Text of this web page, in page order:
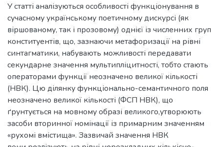
У статті аналізуються особливості функціонування в
сучасному українському поетичному дискурсі (як
віршованому, так і прозовому) однієї із численних груп
конституентів, що, зазнаючи метафоризації на рівні
синтагматики, набувають можливості передавати
секундарне значення мультипліцитності, тобто стають
операторами функції неозначено великої кількості
(НВК). Цю ділянку функціонально-семантичного поля
неозначено великої кількості (ФСП НВК), що
ґрунтується на мовному образі великого,утворюють
засоби вторинної номінації із примарним значенням
«рухомі вмістища». Зазвичай значення НВК